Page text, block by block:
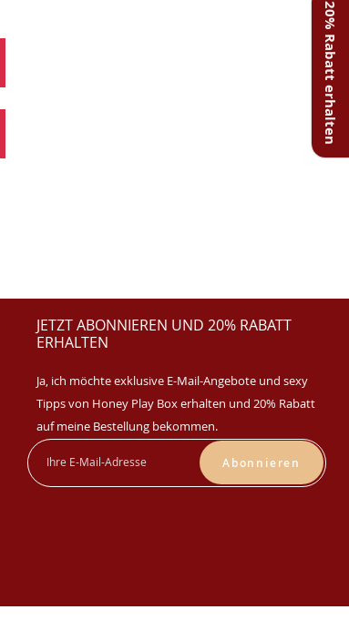
20% Rabatt erhalten
JETZT ABONNIEREN UND 20% RABATT
ERHALTEN
Ja, ich möchte exklusive E-Mail-Angebote und sexy
Tipps von Honey Play Box erhalten und 20% Rabatt
auf meine Bestellung bekommen.
Abonnieren